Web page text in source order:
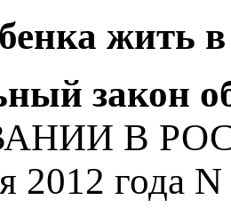
жить
закон
В
2012 года